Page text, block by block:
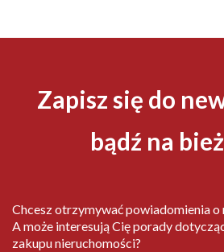
Zapisz się do
bądź na
Chcesz otrzymywać powiadomienia
A może interesują Cię porady
zakupu nieruchomości?